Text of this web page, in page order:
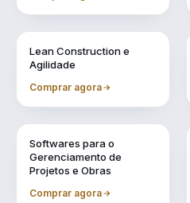
Lean Construction e
Agilidade
Comprar agora
Softwares para o
Gerenciamento de
Projetos e Obras
Comprar agora